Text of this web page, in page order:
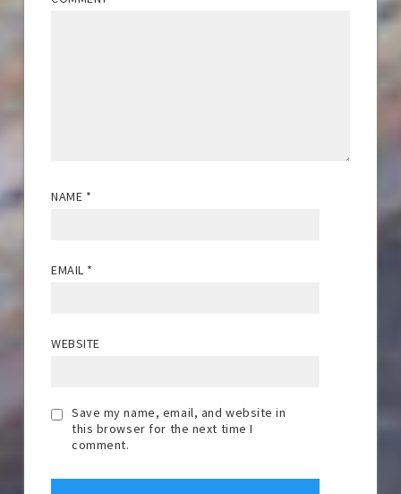
NAME *
EMAIL *
WEBSITE
Save my name, email, and website in
this browser for the next time I
comment.